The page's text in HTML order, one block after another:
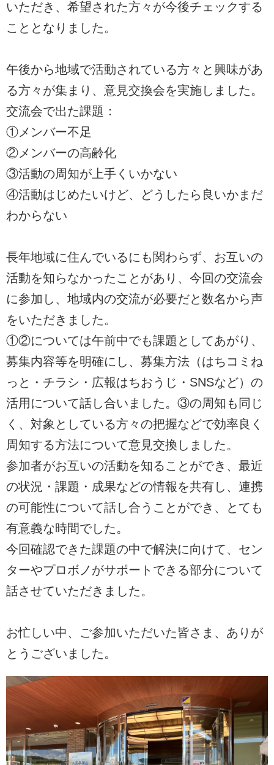
いただき、希望された方々が今後チェックする
こととなりました。
午後から地域で活動されている方々と興味があ
る方々が集まり、意見交換会を実施しました。
交流会で出た課題：
①メンバー不足
②メンバーの高齢化
③活動の周知が上手くいかない
④活動はじめたいけど、どうしたら良いかまだ
わからない
長年地域に住んでいるにも関わらず、お互いの
活動を知らなかったことがあり、今回の交流会
に参加し、地域内の交流が必要だと数名から声
をいただきました。
①②については午前中でも課題としてあがり、
募集内容等を明確にし、募集方法（はちコミね
っと・チラシ・広報はちおうじ・SNSなど）の
活用について話し合いました。③の周知も同じ
く、対象としている方々の把握などで効率良く
周知する方法について意見交換しました。
参加者がお互いの活動を知ることができ、最近
の状況・課題・成果などの情報を共有し、連携
の可能性について話し合うことができ、とても
有意義な時間でした。
今回確認できた課題の中で解決に向けて、セン
ターやプロボノがサポートできる部分について
話させていただきました。
お忙しい中、ご参加いただいた皆さま、ありが
とうございました。